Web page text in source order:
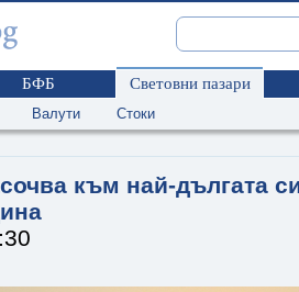
БФБ Световни пазари
Валути Стоки
към най-дългата